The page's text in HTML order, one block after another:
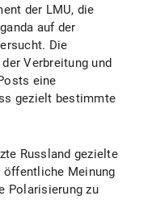
der LMU, die
auf der
Die
Verbreitung und
eine
gezielt bestimmte
Russland gezielte
öffentliche Meinung
Polarisierung zu